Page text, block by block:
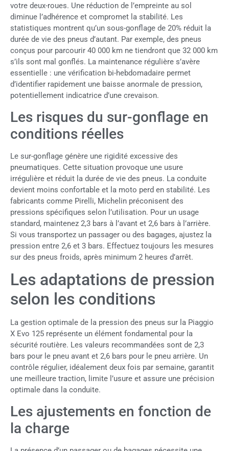
votre deux-roues. Une réduction de l’empreinte au sol
diminue l’adhérence et compromet la stabilité. Les
statistiques montrent qu’un sous-gonflage de 20% réduit la
durée de vie des pneus d’autant. Par exemple, des pneus
conçus pour parcourir 40 000 km ne tiendront que 32 000 km
s’ils sont mal gonflés. La maintenance régulière s’avère
essentielle : une vérification bi-hebdomadaire permet
d’identifier rapidement une baisse anormale de pression,
potentiellement indicatrice d’une crevaison.
Les risques du sur-gonflage en
conditions réelles
Le sur-gonflage génère une rigidité excessive des
pneumatiques. Cette situation provoque une usure
irrégulière et réduit la durée de vie des pneus. La conduite
devient moins confortable et la moto perd en stabilité. Les
fabricants comme Pirelli, Michelin préconisent des
pressions spécifiques selon l’utilisation. Pour un usage
standard, maintenez 2,3 bars à l’avant et 2,6 bars à l’arrière.
Si vous transportez un passager ou des bagages, ajustez la
pression entre 2,6 et 3 bars. Effectuez toujours les mesures
sur des pneus froids, après minimum 2 heures d’arrêt.
Les adaptations de pression
selon les conditions
La gestion optimale de la pression des pneus sur la Piaggio
X Evo 125 représente un élément fondamental pour la
sécurité routière. Les valeurs recommandées sont de 2,3
bars pour le pneu avant et 2,6 bars pour le pneu arrière. Un
contrôle régulier, idéalement deux fois par semaine, garantit
une meilleure traction, limite l’usure et assure une précision
optimale dans la conduite.
Les ajustements en fonction de
la charge